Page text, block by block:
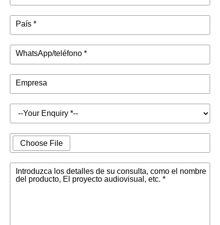
País *
WhatsApp/teléfono *
Empresa
Choose File
Introduzca los detalles de su consulta, como el nombre
del producto, El proyecto audiovisual, etc. *